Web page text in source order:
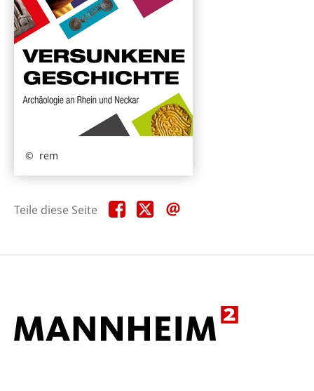
rem
Teile diese Seite Teile
diese
Teile
diese